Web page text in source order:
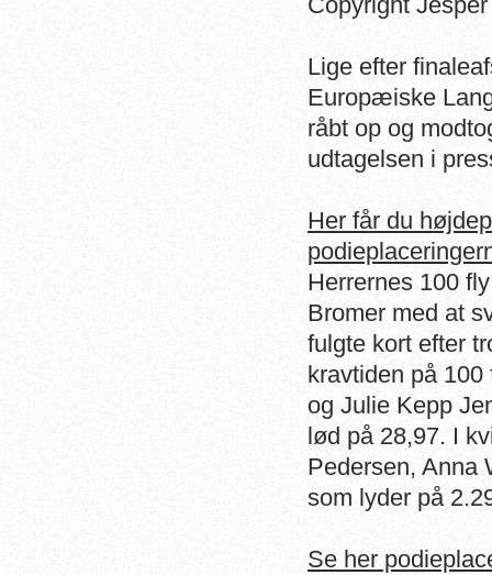
Lige efter
Europæiske
råbt op og
udtagelsen i
Her får du
Herrernes 100
Bromer med at
fulgte kort efter
kravtiden på
og Julie Kepp
lød på 28,97. I
Pedersen, Anna
som lyder på
Se her